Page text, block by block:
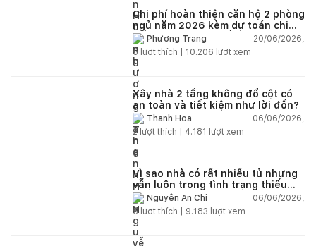
Chi phí hoàn thiện căn hộ 2 phòng
ngủ năm 2026 kèm dự toán chi
tiết và ví dụ thực tế
Phương Trang
20/06/2026,
5 lượt thích | 10.206 lượt xem
Xây nhà 2 tầng không đổ cột có
an toàn và tiết kiệm như lời đồn?
Thanh Hoa
06/06/2026,
2lượt thích | 4.181 lượt xem
Vì sao nhà có rất nhiều tủ nhưng
vẫn luôn trong tình trạng thiếu
chỗ chứa đồ?
Nguyễn An Chi
06/06/2026,
5lượt thích | 9.183 lượt xem